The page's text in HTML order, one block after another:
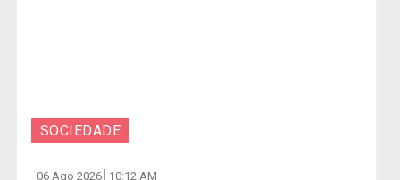
SOCIEDADE
06 Ago 2026 10:12 AM